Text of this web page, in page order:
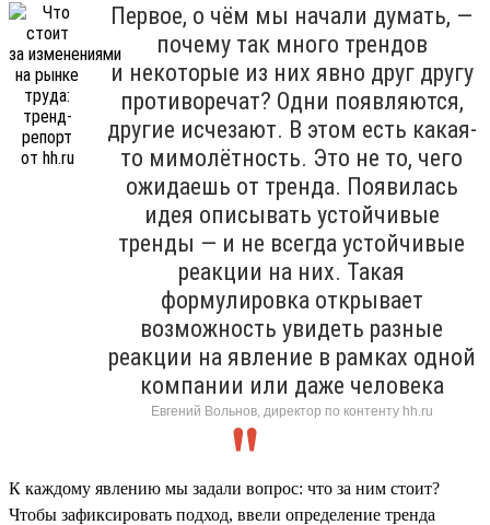
Первое, о чём мы начали думать, —
почему так много трендов
и некоторые из них явно друг другу
противоречат? Одни появляются,
другие исчезают. В этом есть какая-
то мимолётность. Это не то, чего
ожидаешь от тренда. Появилась
идея описывать устойчивые
тренды — и не всегда устойчивые
реакции на них. Такая
формулировка открывает
возможность увидеть разные
реакции на явление в рамках одной
компании или даже человека
Евгений Вольнов, директор по контенту hh.ru
К каждому явлению мы задали вопрос: что за ним стоит?
Чтобы зафиксировать подход, ввели определение тренда